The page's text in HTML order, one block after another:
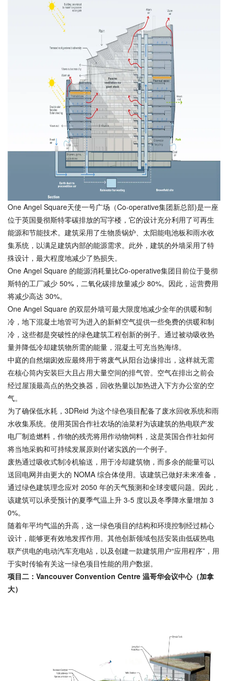
One Angel Square天使一号广场（Co-operative集团新总部)是一座
位于英国曼彻斯特零碳排放的写字楼，它的设计充分利用了可再生
能源和节能技术。建筑采用了生物质锅炉、太阳能电池板和雨水收
集系统，以满足建筑内部的能源需求。此外，建筑的外墙采用了特
殊设计，最大程度地减少了热损失。
One Angel Square 的能源消耗量比Co-operative集团目前位于曼彻
斯特的工厂减少 50%，二氧化碳排放量减少 80%。因此，运营费用
将减少高达 30%。
One Angel Square 的双层外墙可最大限度地减少全年的供暖和制
冷，地下混凝土地管可为进入的新鲜空气提供一些免费的供暖和制
冷，这些都是突破性的绿色建筑工程创新的例子。通过被动吸收热
量并降低冷却建筑物所需的能量，混凝土可充当热海绵。
中庭的自然烟囱效应最终用于将废气从阳台边缘排出，这样就无需
在核心筒内安装巨大且占用大量空间的排气管。空气在排出之前会
经过屋顶最高点的热交换器，回收热量以加热进入下方办公室的空
气。
为了确保低水耗，3DReid 为这个绿色项目配备了废水回收系统和雨
水收集系统。使用英国合作社农场的油菜籽为该建筑的热电联产发
电厂制造燃料，作物的残壳将用作动物饲料，这是英国合作社如何
将当地采购和可持续发展原则付诸实践的一个例子。
废热通过吸收式制冷机输送，用于冷却建筑物，而多余的能量可以
送回电网并由更大的 NOMA 综合体使用。该建筑已做好未来准备，
通过绿色建筑理念应对 2050 年的天气预测和全球变暖问题。因此，
该建筑可以承受预计的夏季气温上升 3-5 度以及冬季降水量增加 3
0%。
随着年平均气温的升高，这一绿色项目的结构和环境控制经过精心
设计，能够更有效地发挥作用。其他创新领域包括安装由低碳热电
联产供电的电动汽车充电站，以及创建一款建筑用户“应用程序”，用
于实时传输有关这一绿色项目性能的用户数据。
项目二：Vancouver Convention Centre 温哥华会议中心（加拿
大）